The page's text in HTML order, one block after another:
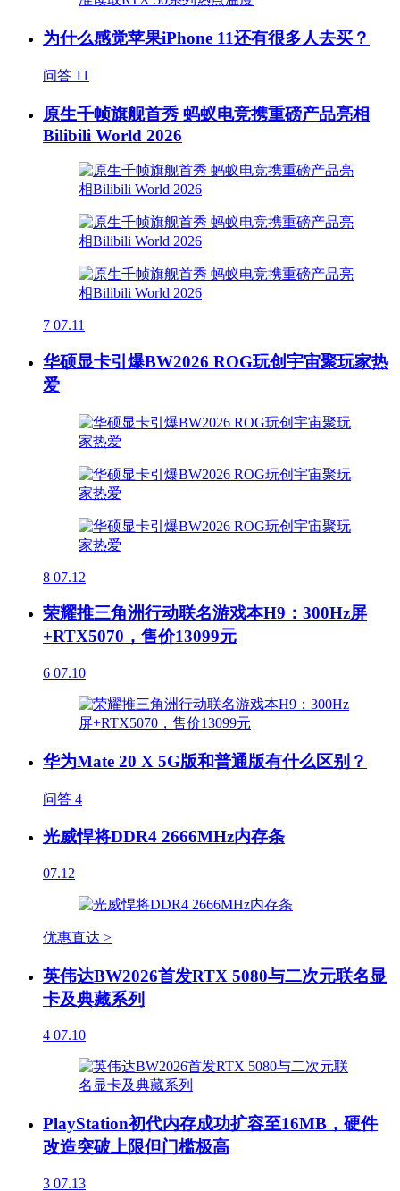
为什么感觉苹果iPhone 11还有很多人去买？
问答 11
原生千帧旗舰首秀 蚂蚁电竞携重磅产品亮相
Bilibili World 2026
7 07.11
华硕显卡引爆BW2026 ROG玩创宇宙聚玩家热
爱
8 07.12
荣耀推三角洲行动联名游戏本H9：300Hz屏
+RTX5070，售价13099元
6 07.10
华为Mate 20 X 5G版和普通版有什么区别？
问答 4
光威悍将DDR4 2666MHz内存条
07.12
优惠直达 >
英伟达BW2026首发RTX 5080与二次元联名显
卡及典藏系列
4 07.10
PlayStation初代内存成功扩容至16MB，硬件
改造突破上限但门槛极高
3 07.13